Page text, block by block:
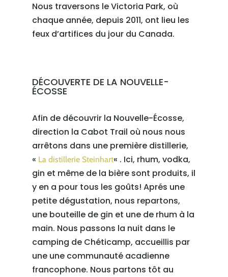
Nous traversons le Victoria Park, où
chaque année, depuis 2011, ont lieu les
feux d’artifices du jour du Canada.
DÉCOUVERTE DE LA NOUVELLE-
ÉCOSSE
Afin de découvrir la Nouvelle-Écosse,
direction la Cabot Trail où nous nous
arrêtons dans une première distillerie,
« La distillerie Steinhart« . Ici, rhum, vodka,
gin et même de la bière sont produits, il
y en a pour tous les goûts! Aprés une
petite dégustation, nous repartons,
une bouteille de gin et une de rhum à la
main. Nous passons la nuit dans le
camping de Chéticamp, accueillis par
une une communauté acadienne
francophone. Nous partons tôt au